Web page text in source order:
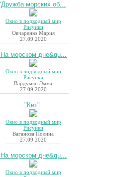
морских об...
Окно в подводный мир
Рисунки
Овчаренко Мария
27.09.2020
морском дне&qu...
Окно в подводный мир
Рисунки
Вардумян Эмма
27.09.2020
"Кит"
Окно в подводный мир
Рисунки
Ваганова Полина
27.09.2020
морском дне&qu...
Окно в подводный мир